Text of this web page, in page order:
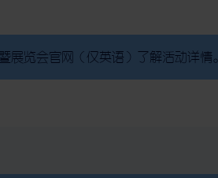
展览会官网（仅英语）了解活动详情。